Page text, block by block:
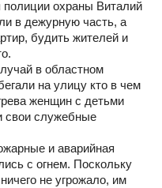
полиции охраны Виталий
в дежурную часть, а
будить жителей и
в областном
на улицу кто в чем
женщин с детьми
свои служебные
и аварийная
с огнем. Поскольку
не угрожало, им